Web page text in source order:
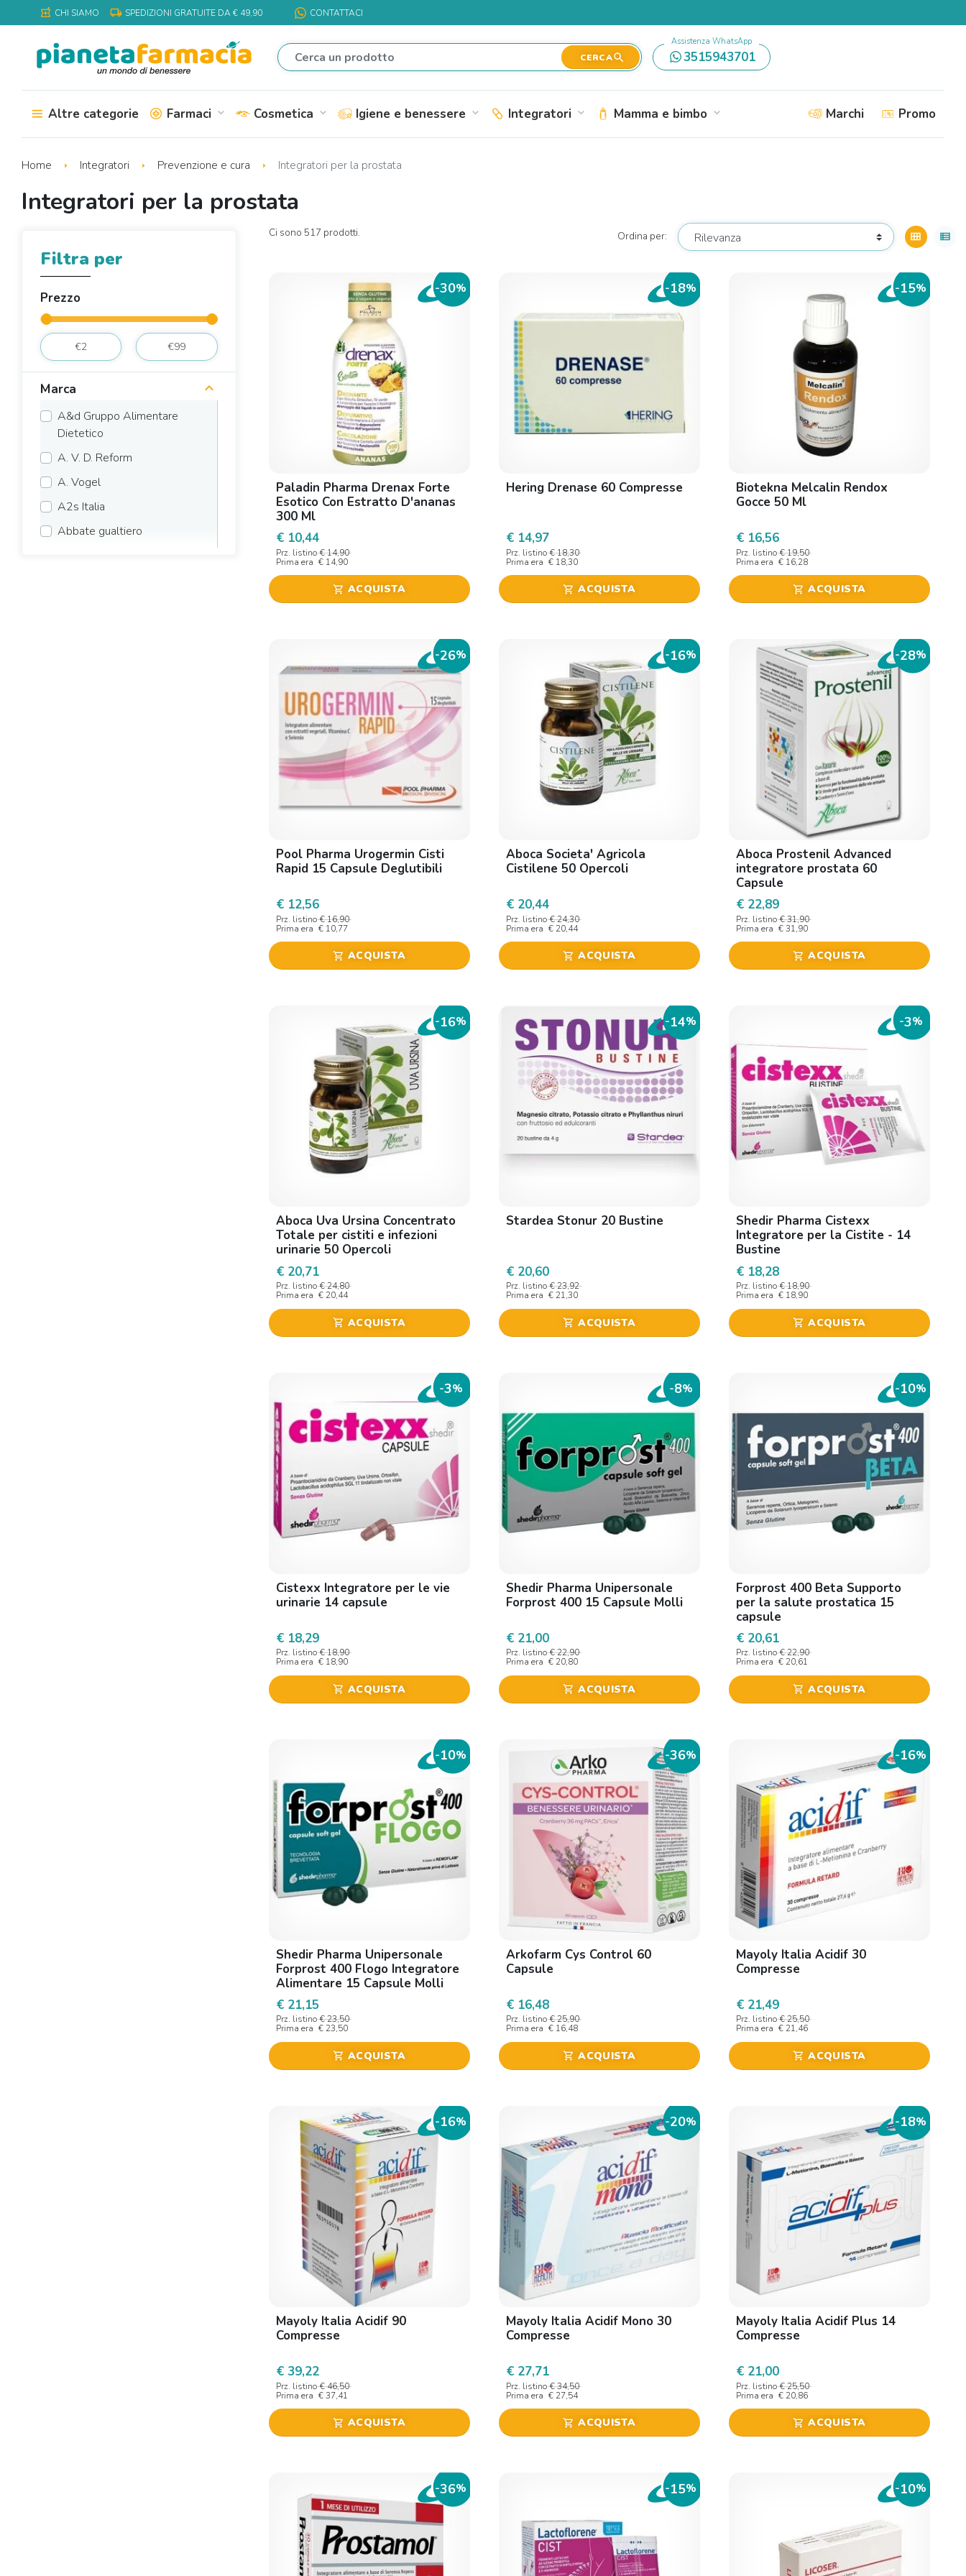
local_pharmacy CHI SIAMO local_shipping SPEDIZIONI GRATUITE DA € 49,90 CONTATTACI
CERCAsearch
Assistenza WhatsApp
3515943701
Altre categorie Farmaci expand_more Cosmetica expand_more Igiene e benessere expand_more Integratori expand_more Mamma e bimbo expand_more Marchi Promo
Home Integratori Prevenzione e cura Integratori per la prostata
Integratori per la prostata
Filtra per
Prezzo
Marca
A&d Gruppo Alimentare
Dietetico
A. V. D. Reform
A. Vogel
A2s Italia
Abbate gualtiero
Ci sono 517 prodotti. Ordina per: view_module view_list
-30%
Paladin Pharma Drenax Forte
Esotico Con Estratto D'ananas
300 Ml
€ 10,44
Prz. listino € 14,90
Prima era € 14,90
shopping_cart ACQUISTA
-18%
Hering Drenase 60 Compresse
€ 14,97
Prz. listino € 18,30
Prima era € 18,30
shopping_cart ACQUISTA
-15%
Biotekna Melcalin Rendox
Gocce 50 Ml
€ 16,56
Prz. listino € 19,50
Prima era € 16,28
shopping_cart ACQUISTA
-26%
Pool Pharma Urogermin Cisti
Rapid 15 Capsule Deglutibili
€ 12,56
Prz. listino € 16,90
Prima era € 10,77
shopping_cart ACQUISTA
-16%
Aboca Societa' Agricola
Cistilene 50 Opercoli
€ 20,44
Prz. listino € 24,30
Prima era € 20,44
shopping_cart ACQUISTA
-28%
Aboca Prostenil Advanced
integratore prostata 60
Capsule
€ 22,89
Prz. listino € 31,90
Prima era € 31,90
shopping_cart ACQUISTA
-16%
Aboca Uva Ursina Concentrato
Totale per cistiti e infezioni
urinarie 50 Opercoli
€ 20,71
Prz. listino € 24,80
Prima era € 20,44
shopping_cart ACQUISTA
-14%
Stardea Stonur 20 Bustine
€ 20,60
Prz. listino € 23,92
Prima era € 21,30
shopping_cart ACQUISTA
-3%
Shedir Pharma Cistexx
Integratore per la Cistite - 14
Bustine
€ 18,28
Prz. listino € 18,90
Prima era € 18,90
shopping_cart ACQUISTA
-3%
Cistexx Integratore per le vie
urinarie 14 capsule
€ 18,29
Prz. listino € 18,90
Prima era € 18,90
shopping_cart ACQUISTA
-8%
Shedir Pharma Unipersonale
Forprost 400 15 Capsule Molli
€ 21,00
Prz. listino € 22,90
Prima era € 20,80
shopping_cart ACQUISTA
-10%
Forprost 400 Beta Supporto
per la salute prostatica 15
capsule
€ 20,61
Prz. listino € 22,90
Prima era € 20,61
shopping_cart ACQUISTA
-10%
Shedir Pharma Unipersonale
Forprost 400 Flogo Integratore
Alimentare 15 Capsule Molli
€ 21,15
Prz. listino € 23,50
Prima era € 23,50
shopping_cart ACQUISTA
-36%
Arkofarm Cys Control 60
Capsule
€ 16,48
Prz. listino € 25,90
Prima era € 16,48
shopping_cart ACQUISTA
-16%
Mayoly Italia Acidif 30
Compresse
€ 21,49
Prz. listino € 25,50
Prima era € 21,46
shopping_cart ACQUISTA
-16%
Mayoly Italia Acidif 90
Compresse
€ 39,22
Prz. listino € 46,50
Prima era € 37,41
shopping_cart ACQUISTA
-20%
Mayoly Italia Acidif Mono 30
Compresse
€ 27,71
Prz. listino € 34,50
Prima era € 27,54
shopping_cart ACQUISTA
-18%
Mayoly Italia Acidif Plus 14
Compresse
€ 21,00
Prz. listino € 25,50
Prima era € 20,86
shopping_cart ACQUISTA
-36% -15% -10%